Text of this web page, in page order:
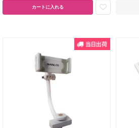
カートに入れる